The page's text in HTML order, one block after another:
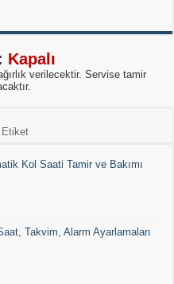
Kapalı
verilecektir. Servise tamir
Etiket
Kol Saati Tamir ve Bakımı
Takvim, Alarm Ayarlamaları